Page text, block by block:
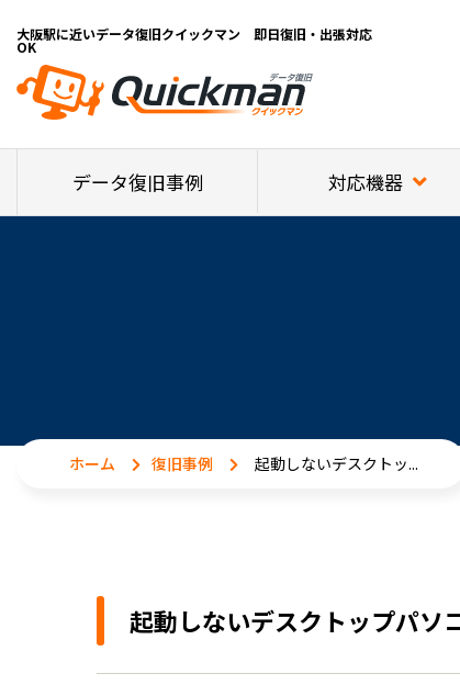
大阪駅に近いデータ復旧クイックマン 即日復旧・出張対応
OK
データ復旧事例 対応機器
ホーム 復旧事例 起動しないデスクトッ...
起動しないデスクトップパソ